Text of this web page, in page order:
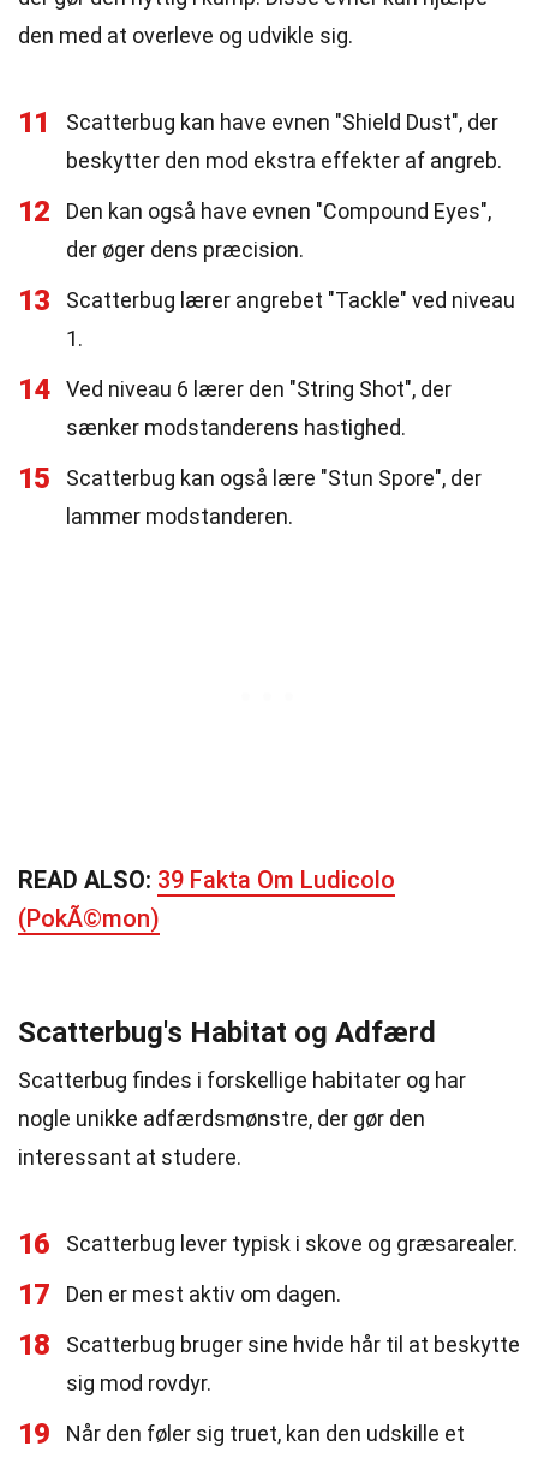
den med at overleve og udvikle sig.
11
Scatterbug kan have evnen "Shield Dust", der
beskytter den mod ekstra effekter af angreb.
12
Den kan også have evnen "Compound Eyes",
der øger dens præcision.
13
Scatterbug lærer angrebet "Tackle" ved niveau
1.
14
Ved niveau 6 lærer den "String Shot", der
sænker modstanderens hastighed.
15
Scatterbug kan også lære "Stun Spore", der
lammer modstanderen.
READ ALSO: 39 Fakta Om Ludicolo
(PokÃ©mon)
Scatterbug's Habitat og Adfærd
Scatterbug findes i forskellige habitater og har
nogle unikke adfærdsmønstre, der gør den
interessant at studere.
16 Scatterbug lever typisk i skove og græsarealer.
17 Den er mest aktiv om dagen.
18
Scatterbug bruger sine hvide hår til at beskytte
sig mod rovdyr.
19
Når den føler sig truet, kan den udskille et